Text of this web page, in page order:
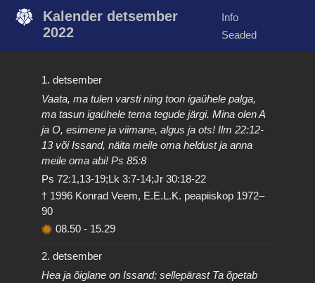
Kalender detsember
2022
Info
Seaded
1. detsember
Vaata, ma tulen varsti ning toon igaühele palga,
ma tasun igaühele tema tegude järgi. Mina olen A
ja O, esimene ja viimane, algus ja ots! Ilm 22:12-
13 või Issand, näita meile oma heldust ja anna
meile oma abi! Ps 85:8
Ps 72:1,13-19;Lk 3:7-14;Jr 30:18-22
† 1996 Konrad Veem, E.E.L.K. peapiiskop 1972–
90
08.50 - 15.29
2. detsember
Hea ja õiglane on Issand; sellepärast Ta õpetab